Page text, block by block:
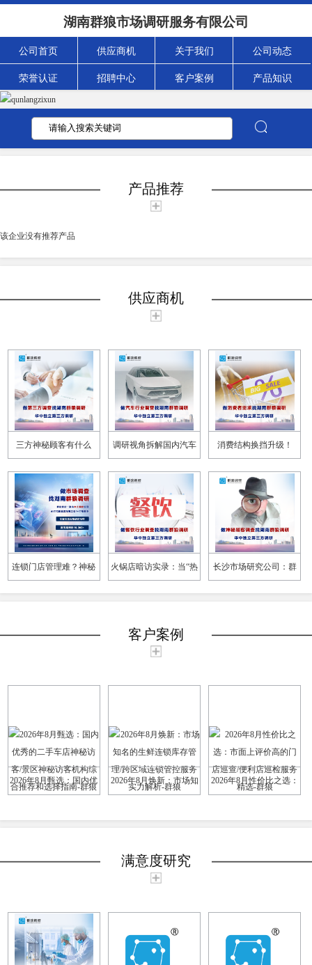
湖南群狼市场调研服务有限公司
公司首页 供应商机 关于我们 公司动态
荣誉认证 招聘中心 客户案例 产品知识
产品推荐
该企业没有推荐产品
供应商机
三方神秘顾客有什么
用？企业督导不用再 “走
马观花”
调研视角拆解国内汽车
市场：内卷之下，拼产
品拼体验
消费结构换挡升级！
2026 上半年湖南消费市
场调研洞察
连锁门店管理难？神秘
顾客调研还原真实服务
火锅店暗访实录：当“热
辣”招牌遭遇“冷眼”服务
长沙市场研究公司：群
狼调研的家电暗访服务
客户案例
2026年8月甄选：国内优
推荐和选择指南-群狼
2026年8月焕新：市场知
力解析-群狼
2026年8月性价比之选：
群狼
满意度研究